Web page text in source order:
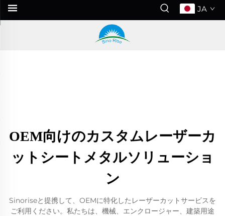
JA
OEM向けのカスタムレーザーカ
ットシートメタルソリューショ
ン
Sinoriseと提携して、OEMに特化したレーザーカットサービスを
ご利用ください。私たちは、機械、エンクロージャー、建築用途